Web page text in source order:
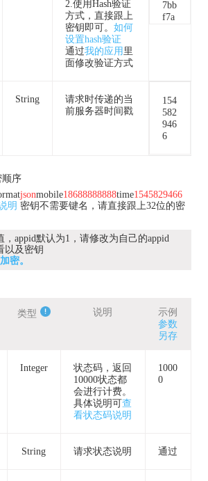
2.使用Hash验证
方式，直接跟上
密钥即可。 如何
设置hash验证
通过我的应用 里
面修改验证方式
7bb
f7a
String
请求时传递的当
前服务器时间戳
154
582
946
6
顺序
jsonmobile18688888888time1545829466
明 密钥不需要键名，请直接跟上32位的密
appid默认为1，请修改为自己的appid
以及密钥
密。
类型 说明
示例
参数
另存
Integer
状态码，返回
10000状态都
会进行计费。
具体说明可查
看状态码说明
1000
0
String 请求状态说明 通过